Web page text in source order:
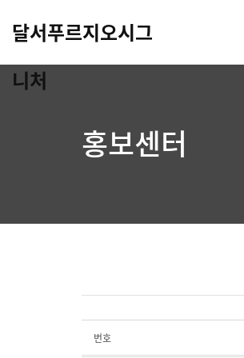
달서푸르지오시그
니처
홍보센터
번호